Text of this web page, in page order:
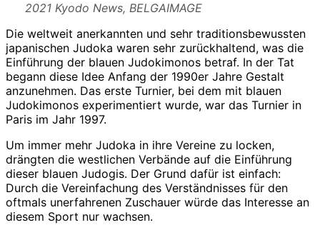
2021 Kyodo News, BELGAIMAGE
Die weltweit anerkannten und sehr traditionsbewussten
japanischen Judoka waren sehr zurückhaltend, was die
Einführung der blauen Judokimonos betraf. In der Tat
begann diese Idee Anfang der 1990er Jahre Gestalt
anzunehmen. Das erste Turnier, bei dem mit blauen
Judokimonos experimentiert wurde, war das Turnier in
Paris im Jahr 1997.
Um immer mehr Judoka in ihre Vereine zu locken,
drängten die westlichen Verbände auf die Einführung
dieser blauen Judogis. Der Grund dafür ist einfach:
Durch die Vereinfachung des Verständnisses für den
oftmals unerfahrenen Zuschauer würde das Interesse an
diesem Sport nur wachsen.